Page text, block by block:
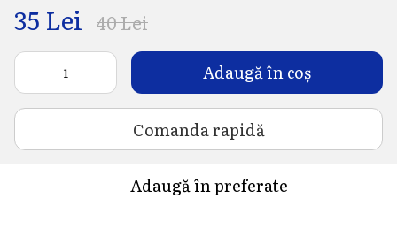
35 Lei 40 Lei
Adaugă în coș
Comanda rapidă
Adaugă în preferate